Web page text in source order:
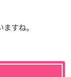
すね。